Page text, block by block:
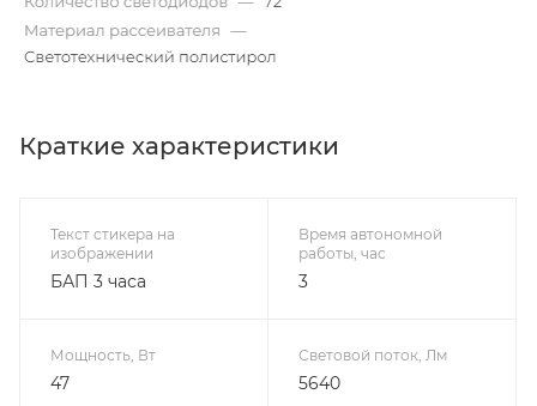
Краткие характеристики
Текст стикера на
изображении
БАП 3 часа
Время автономной
работы, час
3
Мощность, Вт
47
Световой поток, Лм
5640